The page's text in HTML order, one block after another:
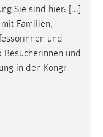
Sie sind hier: [...]
Familien,
und
Besucherinnen und
in den Kongr
Social Media
von diesen